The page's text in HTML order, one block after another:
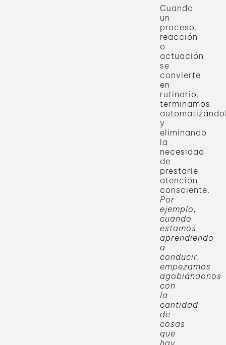
Cuando
un
proceso,
reacción
o
actuación
se
convierte
en
rutinario,
terminamos
y
eliminando
la
necesidad
de
prestarle
atención
consciente.
Por
ejemplo,
cuando
estamos
aprendiendo
a
conducir,
empezamos
agobiándonos
con
la
cantidad
de
cosas
que